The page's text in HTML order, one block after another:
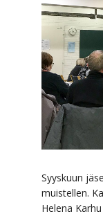
Syyskuun
muistellen.
Helena